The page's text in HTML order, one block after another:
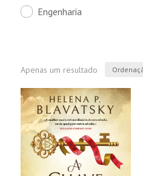
Engenharia
Apenas um resultado